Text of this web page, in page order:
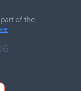
of the